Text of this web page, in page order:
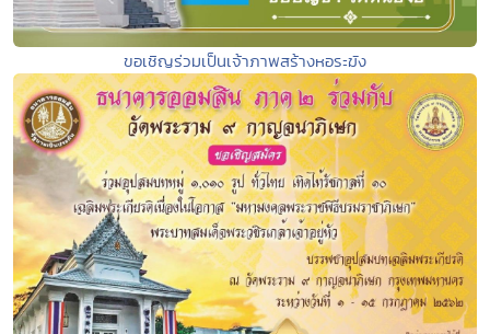
ขอเชิญร่วมเป็นเจ้าภาพสร้างหอระฆัง